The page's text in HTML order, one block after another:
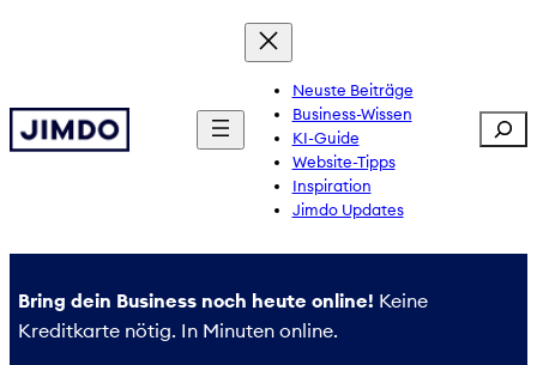
Neuste Beiträge
Business-Wissen
KI-Guide
Website-Tipps
Inspiration
Jimdo Updates
Bring dein Business noch heute online! Keine
Kreditkarte nötig. In Minuten online.